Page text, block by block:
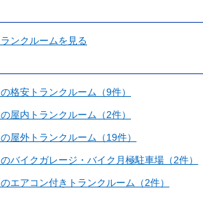
ンクルームを見る
格安トランクルーム（9件）
屋内トランクルーム（2件）
屋外トランクルーム（19件）
バイクガレージ・バイク月極駐車場（2件）
エアコン付きトランクルーム（2件）